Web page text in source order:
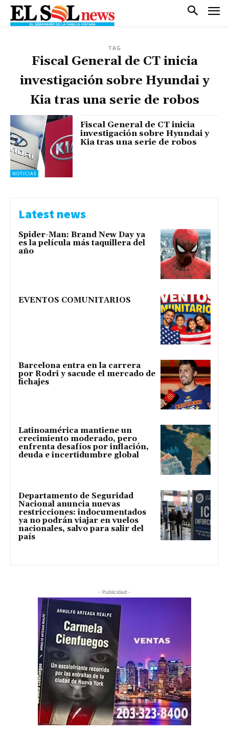
TAG
Fiscal General de CT inicia
investigación sobre Hyundai y
Kia tras una serie de robos
NOTICIAS
Fiscal General de CT inicia
investigación sobre Hyundai y
Kia tras una serie de robos
Latest news
Spider-Man: Brand New Day ya
es la película más taquillera del
año
EVENTOS COMUNITARIOS
Barcelona entra en la carrera
por Rodri y sacude el mercado de
fichajes
Latinoamérica mantiene un
crecimiento moderado, pero
enfrenta desafíos por inflación,
deuda e incertidumbre global
Departamento de Seguridad
Nacional anuncia nuevas
restricciones: indocumentados
ya no podrán viajar en vuelos
nacionales, salvo para salir del
país
- Publicidad -